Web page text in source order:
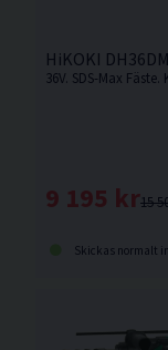
HiKOKI
15
9 195 kr
Skickas normalt